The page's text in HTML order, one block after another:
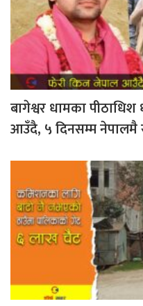
बागेश्वर धामका पीठाधिश
आउँदै, ५ दिनसम्म नेपालमै